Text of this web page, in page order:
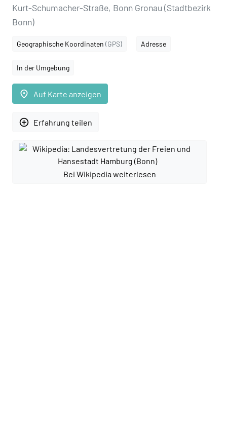
Kurt-Schumacher-Straße, Bonn Gronau (Stadtbezirk
Bonn)
Geographische Koordinaten (GPS) Adresse
In der Umgebung
place Auf Karte anzeigen
add_circle_outline Erfahrung teilen
Bei Wikipedia weiterlesen